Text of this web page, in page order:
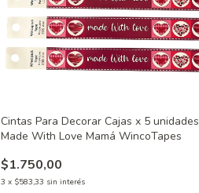
Cintas Para Decorar Cajas x 5 unidades
Made With Love Mamá WincoTapes
$1.750,00
3 x $583,33 sin interés